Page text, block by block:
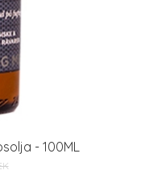
- 100ML